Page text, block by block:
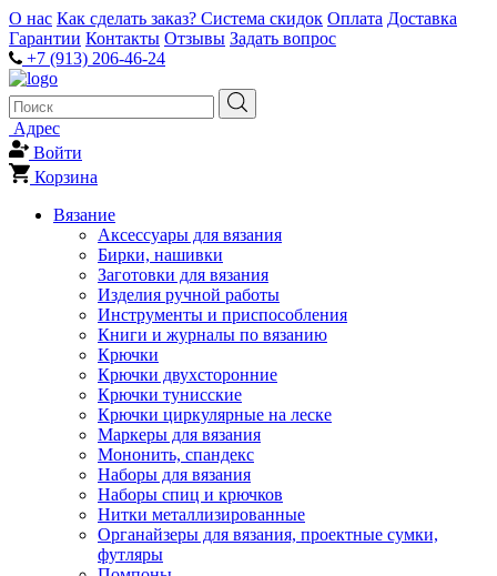
О нас Как сделать заказ? Система скидок Оплата Доставка
Гарантии Контакты Отзывы Задать вопрос
+7 (913) 206-46-24
Адрес
Войти
Корзина
Вязание
Аксессуары для вязания
Бирки, нашивки
Заготовки для вязания
Изделия ручной работы
Инструменты и приспособления
Книги и журналы по вязанию
Крючки
Крючки двухсторонние
Крючки тунисские
Крючки циркулярные на леске
Маркеры для вязания
Мононить, спандекс
Наборы для вязания
Наборы спиц и крючков
Нитки металлизированные
Органайзеры для вязания, проектные сумки,
футляры